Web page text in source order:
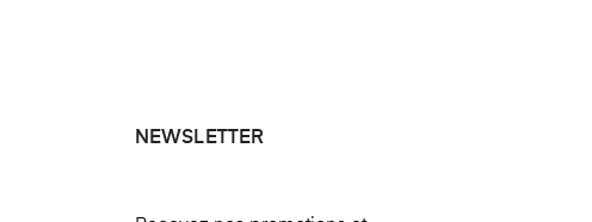
NEWSLETTER